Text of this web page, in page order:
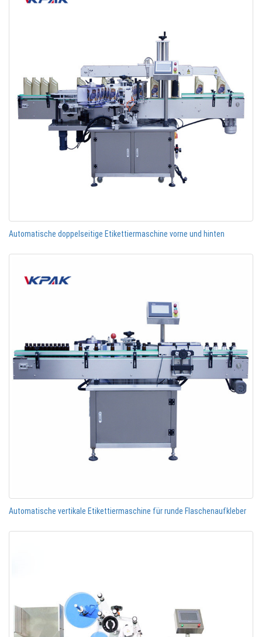
Automatische doppelseitige Etikettiermaschine vorne und hinten
Automatische vertikale Etikettiermaschine für runde Flaschenaufkleber